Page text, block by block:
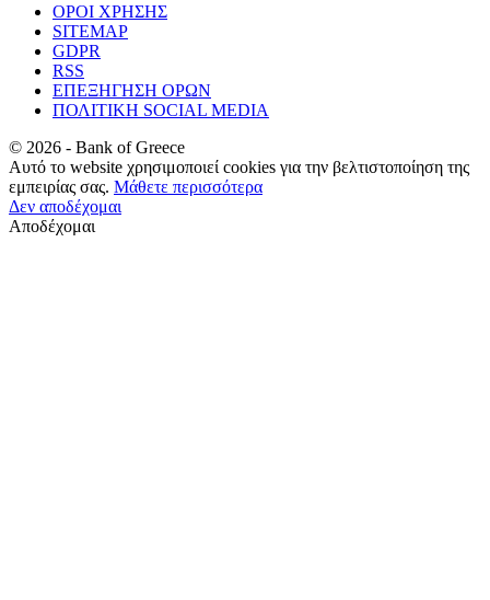
ΟΡΟΙ ΧΡΗΣΗΣ
SITEMAP
GDPR
RSS
ΕΠΕΞΗΓΗΣΗ ΟΡΩΝ
ΠΟΛΙΤΙΚΗ SOCIAL MEDIA
© 2026 - Bank of Greece
Αυτό το website χρησιμοποιεί cookies για την βελτιστοποίηση της
εμπειρίας σας. Μάθετε περισσότερα
Δεν αποδέχομαι
Αποδέχομαι